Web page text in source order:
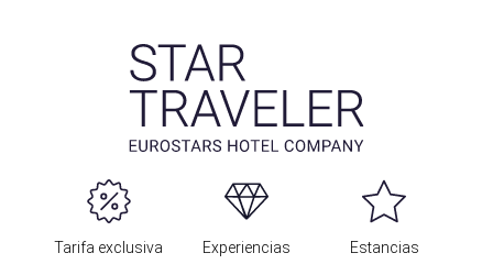
Tarifa exclusiva
Experiencias
Estancias